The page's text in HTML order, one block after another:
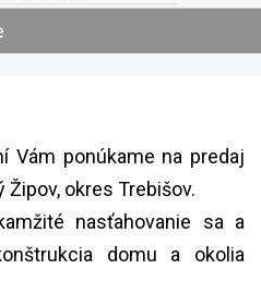
okná
Vám ponúkame na predaj
okres Trebišov.
nasťahovanie sa a
domu a okolia